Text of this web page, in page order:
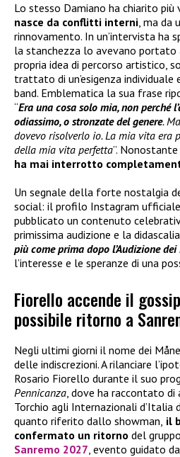
Lo stesso Damiano ha chiarito più
nasce da conflitti interni, ma da
rinnovamento. In un’intervista ha
la stanchezza lo avevano
propria idea di percorso artistico,
trattato di un’esigenza
band. Emblematica la sua frase
“Era una cosa solo mia, non perché
odiassimo, o stronzate del genere.
dovevo risolverlo io. La mia vita era
della mia vita perfetta”.
ha mai interrotto
Un segnale della forte nostalgia
social: il profilo Instagram
pubblicato un contenuto
primissima audizione e la
più come prima dopo l’Audizione dei
l’interesse e le speranze di una
Fiorello accende il
possibile ritorno a
Negli ultimi giorni il nome dei
delle indiscrezioni. A rilanciare
Rosario Fiorello durante il suo
Pennicanza , dove ha raccontato
Torchio agli Internazionali d’Italia
quanto riferito dallo showman, il
confermato un ritorno del
Sanremo 2027 , evento guidato